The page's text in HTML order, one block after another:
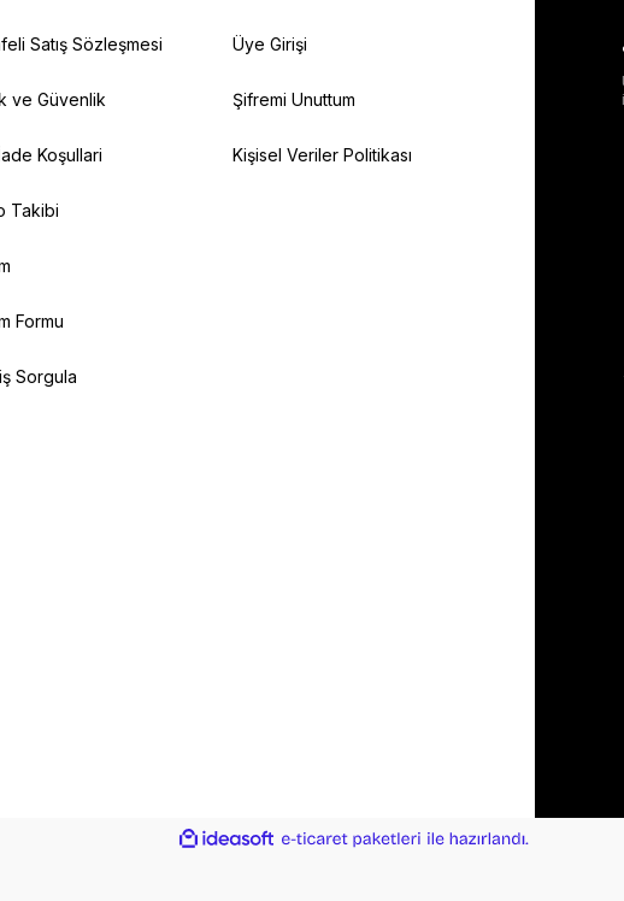
Satış Sözleşmesi
ve Güvenlik
Koşullari
Takibi
Formu
Sorgula
Üye Girişi
Şifremi Unuttum
Kişisel Veriler Politikası
ideasoft
e-